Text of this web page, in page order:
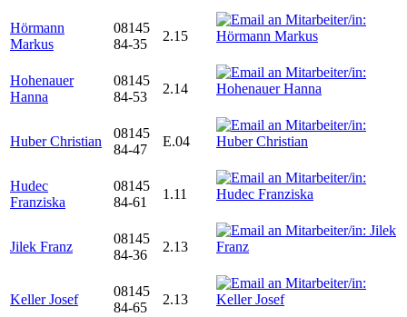
Hörmann
Markus
08145
84-35
2.15
Hohenauer
Hanna
08145
84-53
2.14
Huber Christian
08145
84-47
E.04
Hudec
Franziska
08145
84-61
1.11
Jilek Franz
08145
84-36
2.13
Keller Josef
08145
84-65
2.13